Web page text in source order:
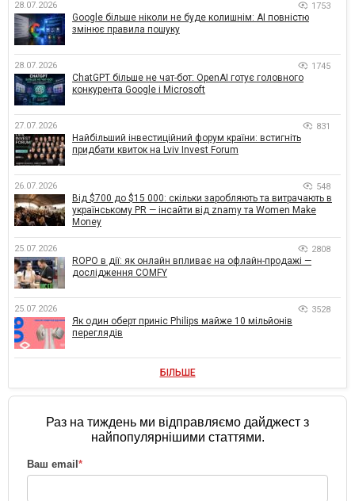
28.07.2026 1753
Google більше ніколи не буде колишнім: AI повністю
змінює правила пошуку
28.07.2026 1745
ChatGPT більше не чат-бот: OpenAI готує головного
конкурента Google і Microsoft
27.07.2026 831
Найбільший інвестиційний форум країни: встигніть
придбати квиток на Lviv Invest Forum
26.07.2026 548
Від $700 до $15 000: скільки заробляють та витрачають в
українському PR — інсайти від znamy та Women Make
Money
25.07.2026 2808
ROPO в дії: як онлайн впливає на офлайн-продажі —
дослідження COMFY
25.07.2026 3528
Як один оберт приніс Philips майже 10 мільйонів
переглядів
БІЛЬШЕ
Раз на тиждень ми відправляємо дайджест з
найпопулярнішими статтями.
Ваш email *